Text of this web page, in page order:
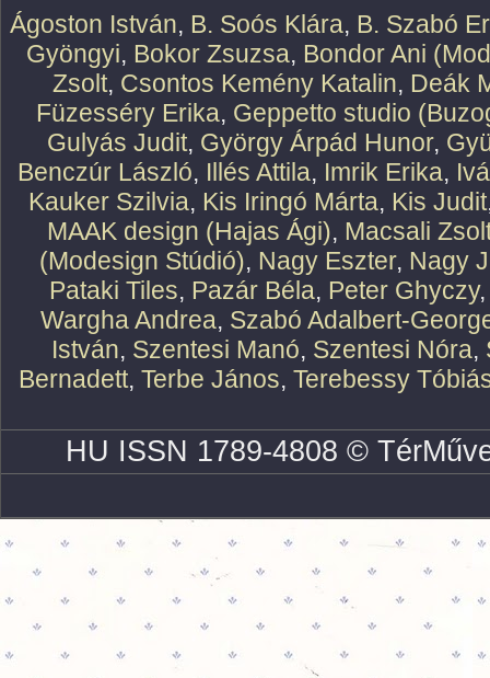
Ágoston István, B. Soós Klára, B. Szabó
Gyöngyi, Bokor Zsuzsa, Bondor Ani
Zsolt, Csontos Kemény Katalin, Deák
Füzesséry Erika, Geppetto studio
Gulyás Judit, György Árpád Hunor,
Benczúr László, Illés Attila, Imrik Erika,
Kauker Szilvia, Kis Iringó Márta, Kis Judit
MAAK design (Hajas Ági), Macsali
(Modesign Stúdió), Nagy Eszter, Nagy
Pataki Tiles, Pazár Béla, Peter Ghyczy
Wargha Andrea, Szabó Adalbert-
István, Szentesi Manó, Szentesi Nóra,
Bernadett, Terbe János, Terebessy
HU ISSN 1789-4808 ©